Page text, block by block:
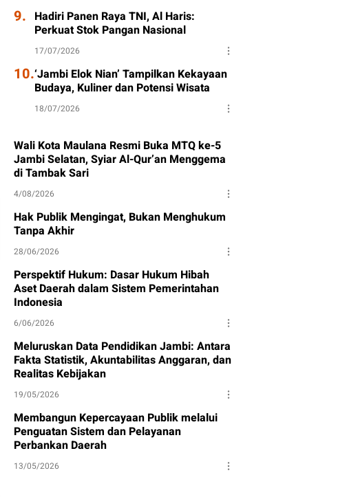
9. Hadiri Panen Raya TNI, Al Haris:
Perkuat Stok Pangan Nasional
17/07/2026
10.‘Jambi Elok Nian’ Tampilkan Kekayaan
Budaya, Kuliner dan Potensi Wisata
18/07/2026
Wali Kota Maulana Resmi Buka MTQ ke-5
Jambi Selatan, Syiar Al-Qur’an Menggema
di Tambak Sari
4/08/2026
Hak Publik Mengingat, Bukan Menghukum
Tanpa Akhir
28/06/2026
Perspektif Hukum: Dasar Hukum Hibah
Aset Daerah dalam Sistem Pemerintahan
Indonesia
6/06/2026
Meluruskan Data Pendidikan Jambi: Antara
Fakta Statistik, Akuntabilitas Anggaran, dan
Realitas Kebijakan
19/05/2026
Membangun Kepercayaan Publik melalui
Penguatan Sistem dan Pelayanan
Perbankan Daerah
13/05/2026